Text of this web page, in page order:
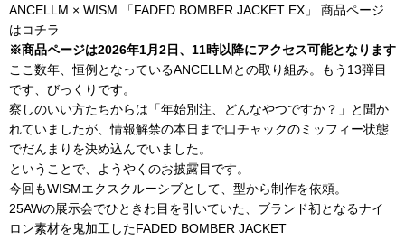
ANCELLM × WISM 「FADED BOMBER JACKET EX」 商品ページ
はコチラ
※商品ページは2026年1月2日、11時以降にアクセス可能となります
ここ数年、恒例となっているANCELLMとの取り組み。もう13弾目
です、びっくりです。
察しのいい方たちからは「年始別注、どんなやつですか？」と聞か
れていましたが、情報解禁の本日まで口チャックのミッフィー状態
でだんまりを決め込んでいました。
ということで、ようやくのお披露目です。
今回もWISMエクスクルーシブとして、型から制作を依頼。
25AWの展示会でひときわ目を引いていた、ブランド初となるナイ
ロン素材を鬼加工したFADED BOMBER JACKET